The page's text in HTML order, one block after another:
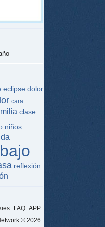
eclipse dolor
cara
clase
niños
reflexión
FAQ APP
© 2026